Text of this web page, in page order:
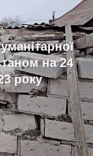
на 24
року